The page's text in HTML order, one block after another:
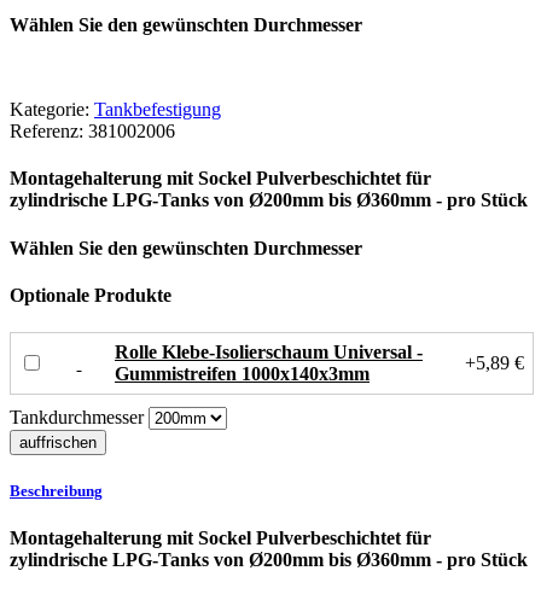
Wählen Sie den gewünschten Durchmesser
Kategorie: Tankbefestigung
Referenz: 381002006
Montagehalterung mit Sockel Pulverbeschichtet für
zylindrische LPG-Tanks von Ø200mm bis Ø360mm - pro Stück
Wählen Sie den gewünschten Durchmesser
Optionale Produkte
Rolle Klebe-Isolierschaum Universal -
Gummistreifen 1000x140x3mm
+5,89 €
Tankdurchmesser
Beschreibung
Montagehalterung mit Sockel Pulverbeschichtet für
zylindrische LPG-Tanks von Ø200mm bis Ø360mm - pro Stück